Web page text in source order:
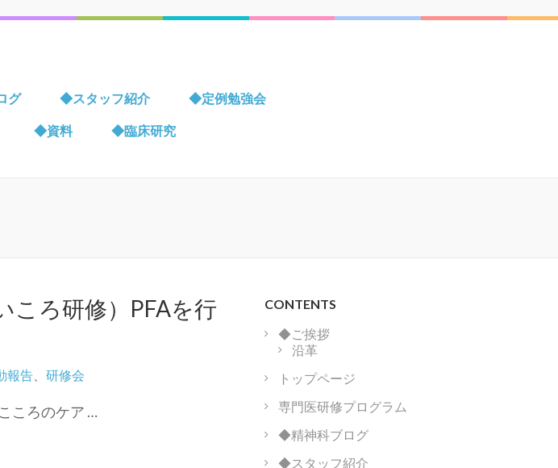
グ ◆スタッフ紹介 ◆定例勉強会
◆資料 ◆臨床研究
ころ研修）PFAを行
報告 研修会
ころのケア …
CONTENTS
◆ご挨拶
沿革
トップページ
専門医研修プログラム
◆精神科ブログ
◆スタッフ紹介